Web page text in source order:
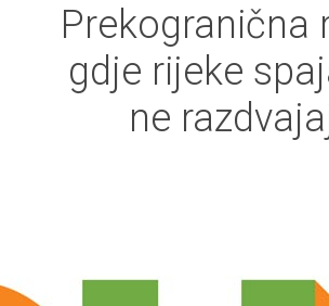
Prekogranična
gdje rijeke
ne